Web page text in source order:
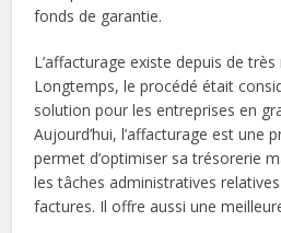
fonds de garantie.
L’affacturage existe depuis de
Longtemps, le procédé était
solution pour les entreprises en
Aujourd’hui, l’affacturage est une
permet d’optimiser sa trésorerie
les tâches administratives
factures. Il offre aussi une